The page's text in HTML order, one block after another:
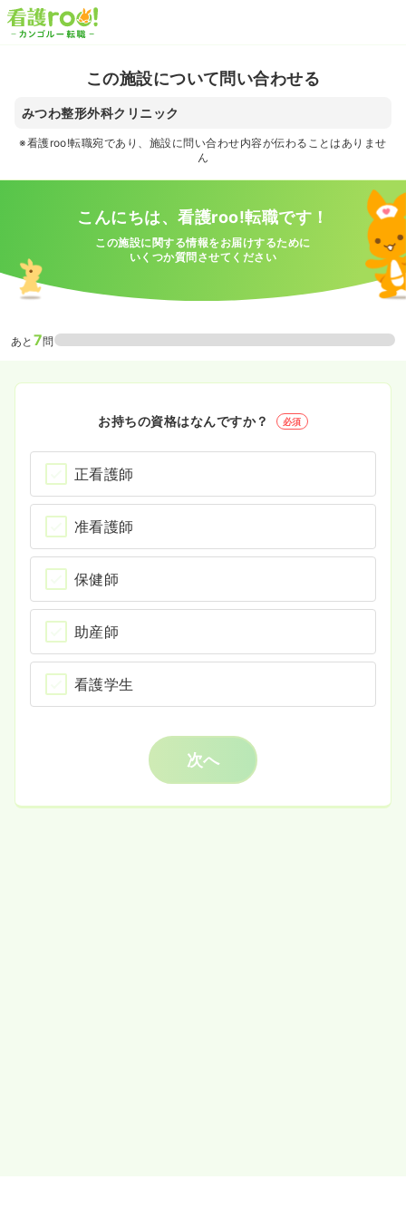
この施設について問い合わせる
みつわ整形外科クリニック
※看護roo!転職宛であり、施設に問い合わせ内容が伝わることはありませ
ん
こんにちは、看護roo!転職です！
この施設に関する情報をお届けするために
いくつか質問させてください
あと 7問
お持ちの資格はなんですか？ 必須
正看護師
准看護師
保健師
助産師
看護学生
次へ